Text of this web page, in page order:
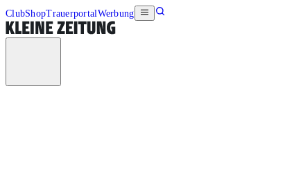
ClubShopTrauerportalWerbung